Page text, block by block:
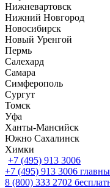
Нижневартовск
Нижний Новгород
Новосибирск
Новый Уренгой
Пермь
Салехард
Самара
Симферополь
Сургут
Томск
Уфа
Ханты-Мансийск
Южно Сахалинск
Химки
+7 (495) 913 3006
+7 (495) 913 3006
8 (800) 333 2702